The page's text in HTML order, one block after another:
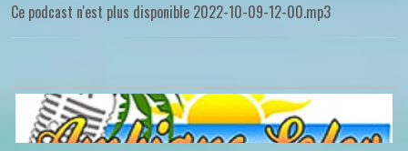
Ce podcast n'est plus disponible 2022-10-09-12-00.mp3